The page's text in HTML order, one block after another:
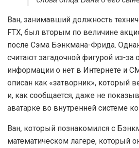
Ван, занимавший должность
FTX, был вторым по величине
после Сэма Бэнкмана-Фрида.
считают загадочной фигурой из-за
информации о нет в Интернете и
описан как «затворник», который
и, как сообщается, даже не
аватарке во внутренней системе
Ван, который познакомился с
математическом лагере, который